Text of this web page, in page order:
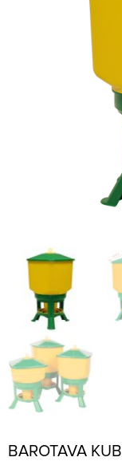
BAROTAVA